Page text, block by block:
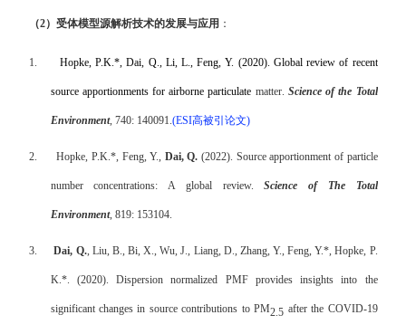
（2）受体模型源解析技术的发展与应用 ：
1. Hopke, P.K.*, Dai, Q., Li, L., Feng, Y. (2020). Global review of recent
source apportionments for airborne particulate matter. Science of the Total
Environment, 740: 140091. (ESI高被引论文)
2. Hopke, P.K.*, Feng, Y., Dai, Q. (2022). Source apportionment of particle
number concentrations: A global review.Science of The Total
Environment, 819: 153104.
3. Dai, Q., Liu, B., Bi, X., Wu, J., Liang, D., Zhang, Y., Feng, Y.*, Hopke, P.
K.*. (2020). Dispersion normalized PMF provides insights into the
significant changes in source contributions to PM2.5 after the COVID-19